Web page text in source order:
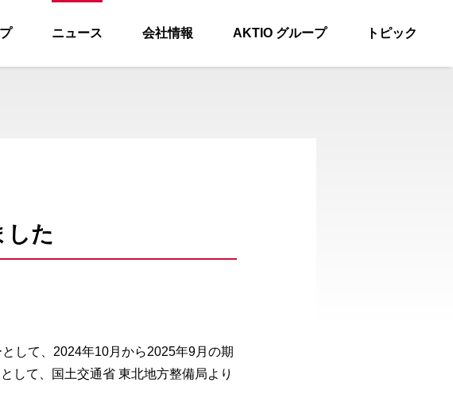
ニュース 会社情報 AKTIO グループ トピック
した
して、2024年10月から2025年9月の期
して、国土交通省 東北地方整備局より